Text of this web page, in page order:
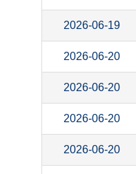
2026-06-19
2026-06-20
2026-06-20
2026-06-20
2026-06-20